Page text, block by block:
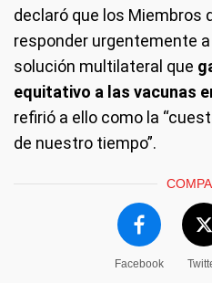
declaró que los Miembros
responder urgentemente
solución multilateral que
equitativo a las vacunas
refirió a ello como la
de nuestro tiempo”.
Facebook